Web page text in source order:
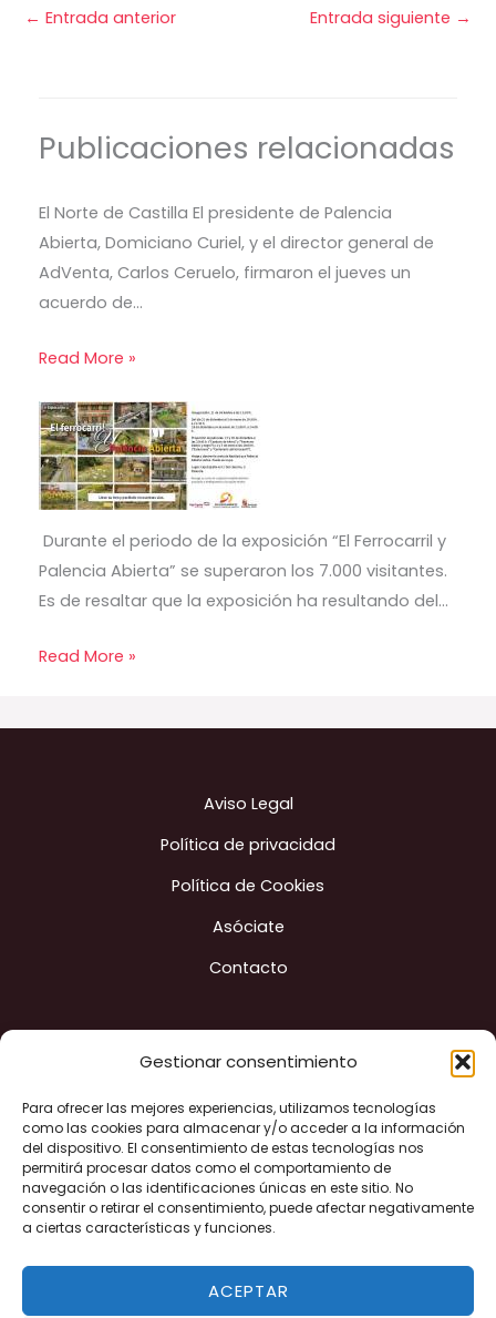
Gestionar consentimiento
Para ofrecer las mejores experiencias, utilizamos tecnologías
como las cookies para almacenar y/o acceder a la información
del dispositivo. El consentimiento de estas tecnologías nos
permitirá procesar datos como el comportamiento de
navegación o las identificaciones únicas en este sitio. No
consentir o retirar el consentimiento, puede afectar negativamente
a ciertas características y funciones.
ACEPTAR
← Entrada anterior Entrada siguiente →
Publicaciones relacionadas
El Norte de Castilla El presidente de Palencia
Abierta, Domiciano Curiel, y el director general de
AdVenta, Carlos Ceruelo, firmaron el jueves un
acuerdo de…
Read More »
Durante el periodo de la exposición “El Ferrocarril y
Palencia Abierta” se superaron los 7.000 visitantes.
Es de resaltar que la exposición ha resultando del…
Read More »
Aviso Legal
Política de privacidad
Política de Cookies
Asóciate
Contacto
Construyendo ciudad
"Financiado por la Unión Europea - Next Generation EU"